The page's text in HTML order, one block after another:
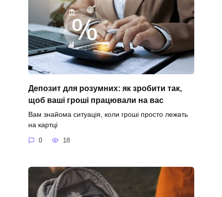
Депозит для розумних: як зробити так,
щоб ваші гроші працювали на вас
Вам знайома ситуація, коли гроші просто лежать
на картці
0 18